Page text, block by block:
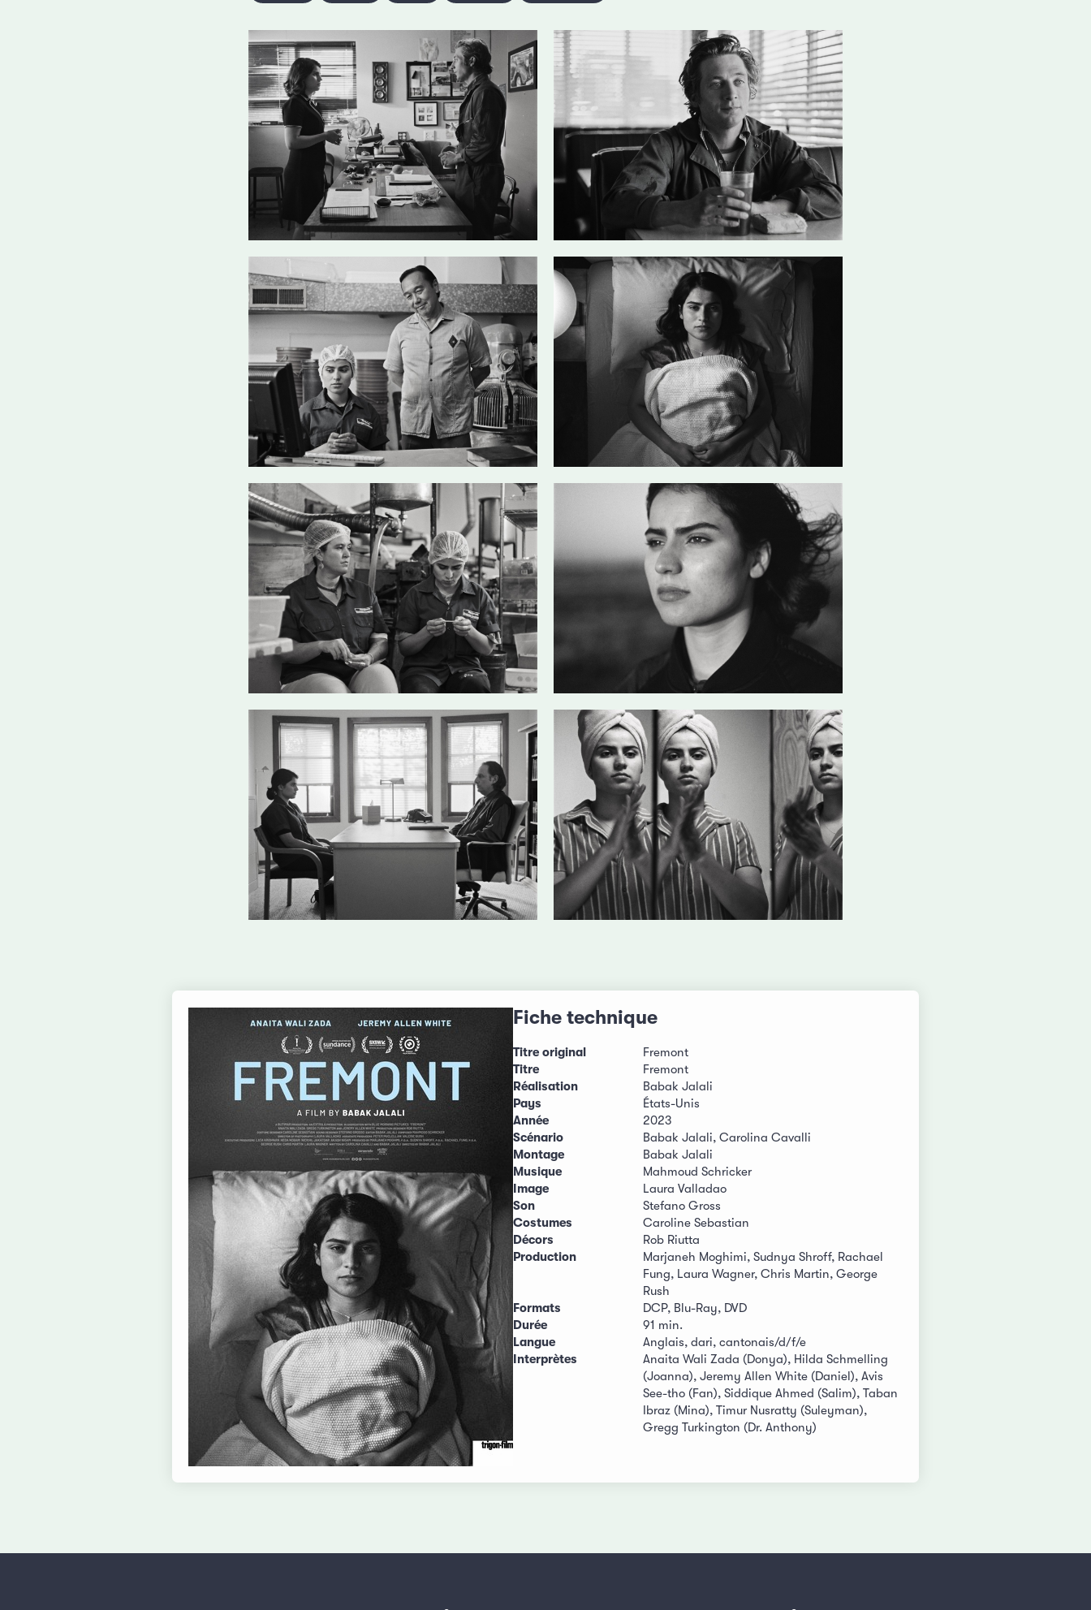
Fiche technique
Titre original
Fremont
Titre
Fremont
Réalisation
Babak Jalali
Pays
États-Unis
Année
2023
Scénario
Babak Jalali, Carolina Cavalli
Montage
Babak Jalali
Musique
Mahmoud Schricker
Image
Laura Valladao
Son
Stefano Gross
Costumes
Caroline Sebastian
Décors
Rob Riutta
Production
Marjaneh Moghimi, Sudnya Shroff, Rachael
Fung, Laura Wagner, Chris Martin, George
Rush
Formats
DCP, Blu-Ray, DVD
Durée
91 min.
Langue
Anglais, dari, cantonais/d/f/e
Interprètes
Anaita Wali Zada (Donya), Hilda Schmelling
(Joanna), Jeremy Allen White (Daniel), Avis
See-tho (Fan), Siddique Ahmed (Salim), Taban
Ibraz (Mina), Timur Nusratty (Suleyman),
Gregg Turkington (Dr. Anthony)